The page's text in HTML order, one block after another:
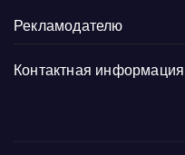
Рекламодателю
Контактная информация